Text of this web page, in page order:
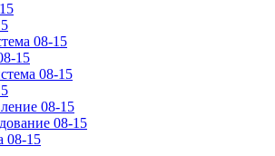
08-15
15
08-15
08-15
08-15
08-15